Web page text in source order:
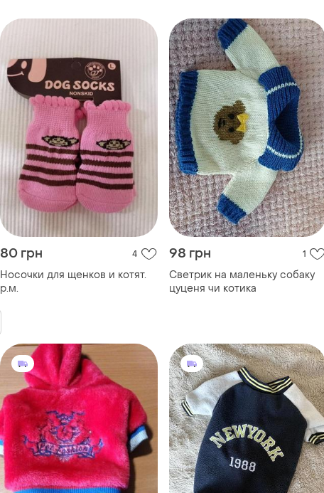
80 грн 4
Носочки для щенков и котят.
р.м.
98 грн 1
Светрик на маленьку собаку
цуценя чи котика